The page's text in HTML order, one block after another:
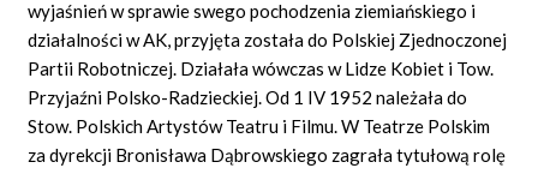
wyjaśnień w sprawie swego pochodzenia ziemiańskiego i
działalności w AK, przyjęta została do Polskiej Zjednoczonej
Partii Robotniczej. Działała wówczas w Lidze Kobiet i Tow.
Przyjaźni Polsko-Radzieckiej. Od 1 IV 1952 należała do
Stow. Polskich Artystów Teatru i Filmu. W Teatrze Polskim
za dyrekcji Bronisława Dąbrowskiego zagrała tytułową rolę